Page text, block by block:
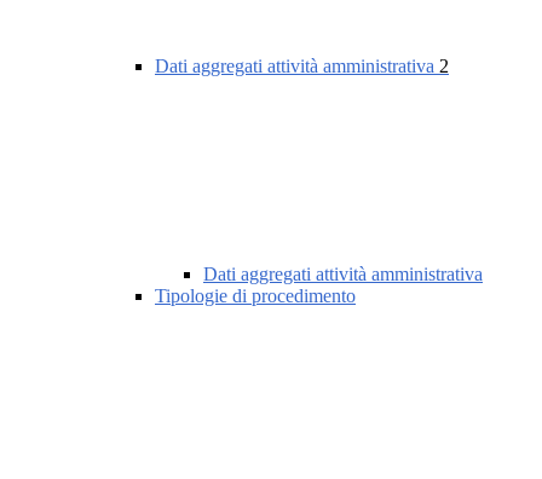
Dati aggregati attività amministrativa 2
Dati aggregati attività amministrativa
Tipologie di procedimento